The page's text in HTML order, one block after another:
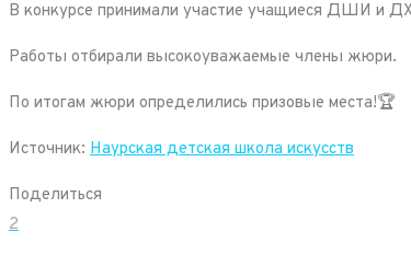
В конкурсе принимали участие учащиеся ДШИ и
Работы отбирали высокоуважаемые члены жюри.
По итогам жюри определились призовые места!🏆
Источник: Наурская детская школа искусств
Поделиться
2